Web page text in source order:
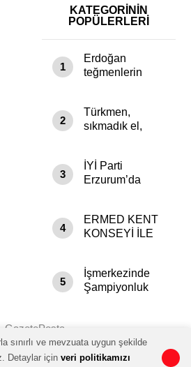
KATEGORİNİN
POPÜLERLERİ
1
Erdoğan
teğmenlerin
konuştu: Burası
kendini
meydan değil
2
Türkmen,
sıkmadık el,
3
İYİ Parti
Erzurum’da
4
ERMED KENT
KONSEYİ İLE
YATIRIYOR
5
İşmerkezinde
Şampiyonluk
Pakistan’dan
savunma
Dinledi:
Eli Her Daim
Cebimizde”
GazetePosta
sınırlı ve mevzuata uygun şekilde
Detaylar için veri politikamızı